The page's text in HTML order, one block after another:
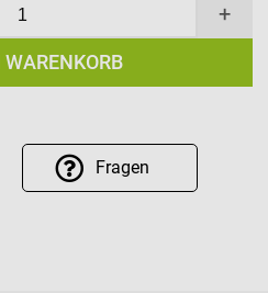
+
WARENKORB
Fragen